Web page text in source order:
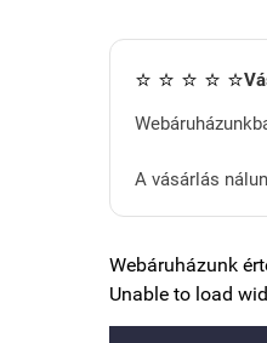
⭐ ⭐ ⭐ ⭐ ⭐
A vásárlás
Webáruházunk
Unable to load